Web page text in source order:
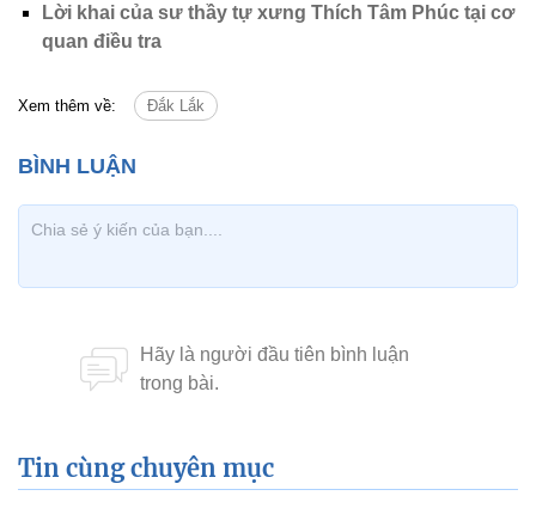
Lời khai của sư thầy tự xưng Thích Tâm Phúc tại cơ
quan điều tra
Xem thêm về: Đắk Lắk
Tin cùng chuyên mục